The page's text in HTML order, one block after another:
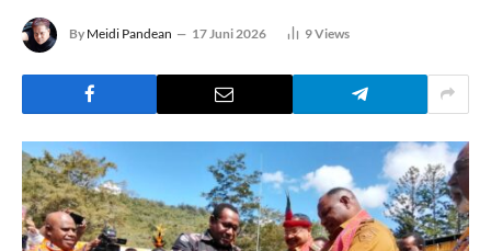
By Meidi Pandean 17 Juni 2026 9Views